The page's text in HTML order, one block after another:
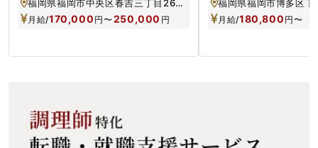
福岡県福岡市中央区春吉三丁目26番30号／福岡県福岡市中央区春吉1-6-5
月給/170,000 円〜250,000 円
福岡県福岡市博多区
月給/180,800 円〜